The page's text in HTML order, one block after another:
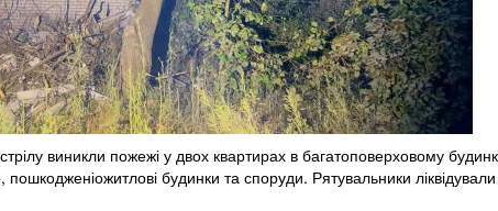
виникли пожежі у двох квартирах в багатоповерховому
будинки та споруди. Рятувальники ліквідували